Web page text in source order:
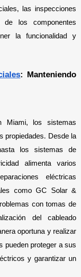
las inspecciones
los componentes
la funcionalidad y
: Manteniendo
Miami, los sistemas
propiedades. Desde la
los sistemas de
alimenta varios
eléctricas
como GC Solar &
con tomas de
del cableado
oportuna y realizar
pueden proteger a sus
y garantizar un